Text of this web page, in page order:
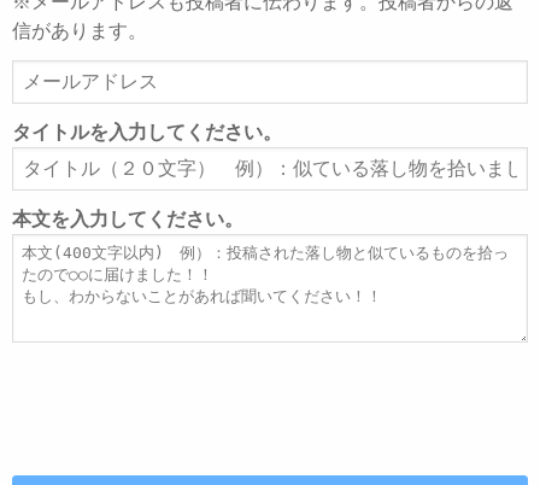
信があります。
ー
ル
ア
ド
レ
ス
タイトルを入力してください。
タ
イ
ト
ル
本文を入力してください。
本
文